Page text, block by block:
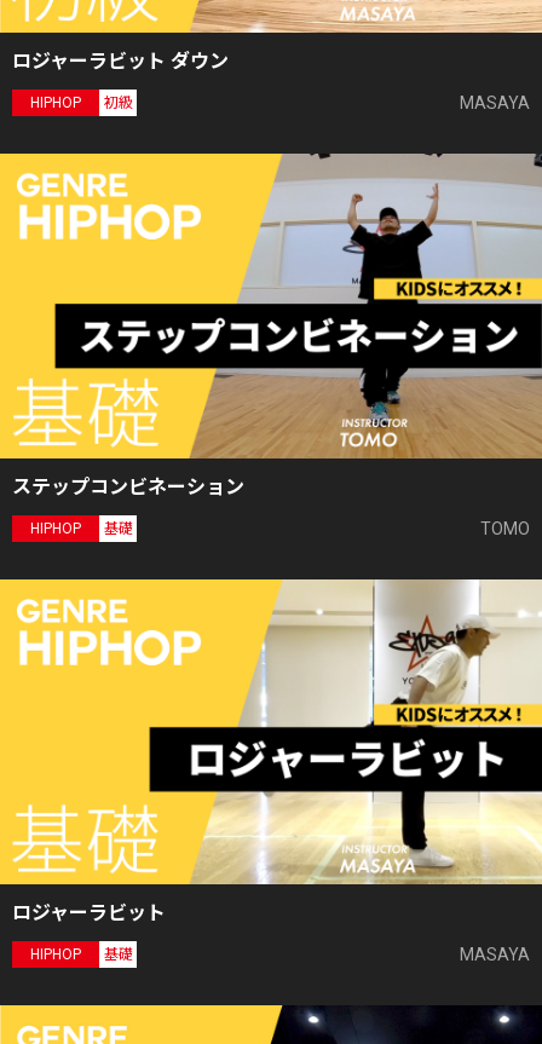
ロジャーラビット ダウン
HIPHOP 初級 MASAYA
ステップコンビネーション
HIPHOP 基礎 TOMO
ロジャーラビット
HIPHOP 基礎 MASAYA